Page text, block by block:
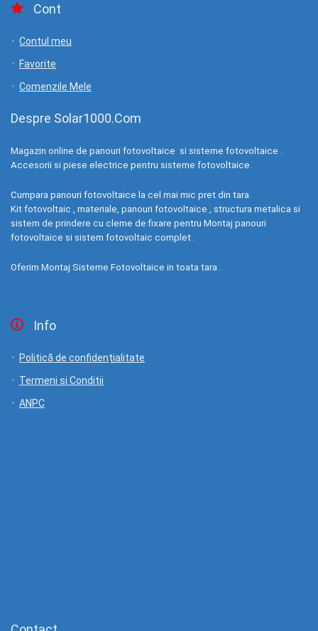
Cont
Contul meu
Favorite
Comenzile Mele
Despre Solar1000.Com
Magazin online de panouri fotovoltaice si sisteme fotovoltaice .
Accesorii si piese electrice pentru sisteme fotovoltaice.
Cumpara panouri fotovoltaice la cel mai mic pret din tara.
Kit fotovoltaic , materiale, panouri fotovoltaice , structura metalica si
sistem de prindere cu cleme de fixare pentru Montaj panouri
fotovoltaice si sistem fotovoltaic complet .
Oferim Montaj Sisteme Fotovoltaice in toata tara .
Info
Politică de confidențialitate
Termeni si Conditii
ANPC